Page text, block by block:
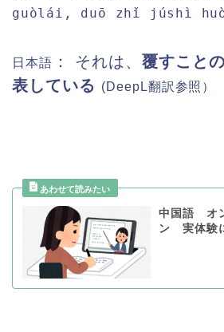
guòlái, duō zhǐ júshì
日本語 ： それは、 覆すこと
表している
(DeepL翻訳参照）
中国語 オ
ン 実体験